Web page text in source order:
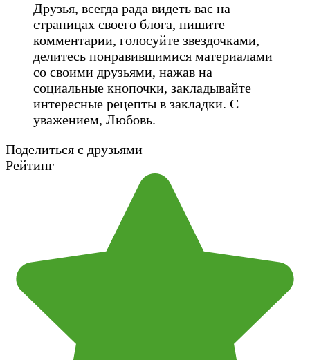
Друзья, всегда рада видеть вас на
страницах своего блога, пишите
комментарии, голосуйте звездочками,
делитесь понравившимися материалами
со своими друзьями, нажав на
социальные кнопочки, закладывайте
интересные рецепты в закладки. С
уважением, Любовь.
Поделиться с друзьями
Рейтинг